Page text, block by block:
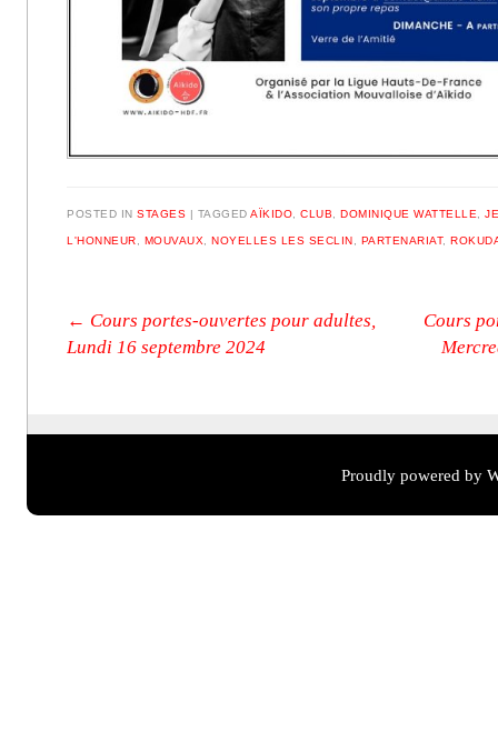
POSTED INSTAGES | TAGGEDAÏKIDO ,CLUB ,DOMINIQUE WATTELLE ,
L'HONNEUR MOUVAUX ,NOYELLES LES SECLIN PARTENARIAT,
Post navigation
← Cours portes-ouvertes pour adultes,
Lundi 16 septembre 2024
Cours
Proudly powered by